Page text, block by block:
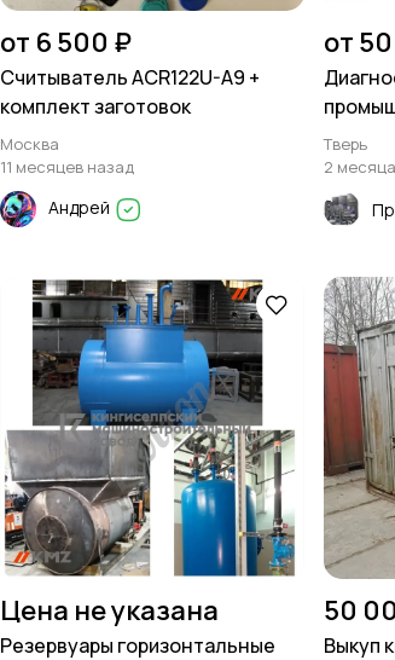
от 6 500 ₽
Cчитыватель ACR122U-A9 +
комплект заготовок
Москва
11 месяцев назад
Андрей
от
Тверь
2
Цена не указана
Резервуары горизонтальные
50
Выкуп